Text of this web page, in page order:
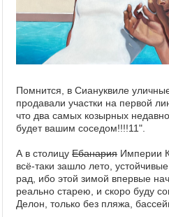
Помнится, в Сиануквиле
продавали участки на первой
что два самых козырных
будет вашим соседом!!!!11".
А в столицу Ебанария Империи
всё-таки зашло лето,
рад, ибо этой зимой впервые
реально старею, и скоро буду
Делон, только без пляжа,